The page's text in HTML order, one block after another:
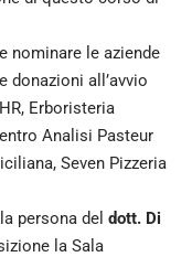
nominare le aziende
donazioni all’avvio
Erboristeria
Analisi Pasteur
Seven Pizzeria
persona del dott. Di
la Sala